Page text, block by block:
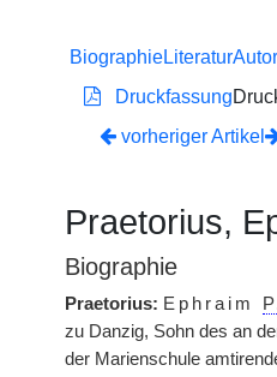
BiographieLiteratur
Druckfassung
vorheriger Artikel
Praetorius,
Biographie
Praetorius: Ephraim
zu Danzig, Sohn des an
der Marienschule